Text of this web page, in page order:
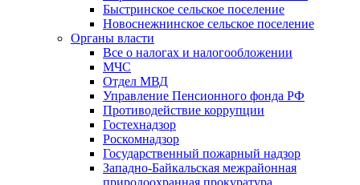
Быстринское сельское поселение
Новоснежнинское сельское поселение
Органы власти
Все о налогах и налогообложении
МЧС
Отдел МВД
Управление Пенсионного фонда РФ
Противодействие коррупции
Гостехнадзор
Роскомнадзор
Государственный пожарный надзор
Западно-Байкальская межрайонная
природоохранная прокуратура